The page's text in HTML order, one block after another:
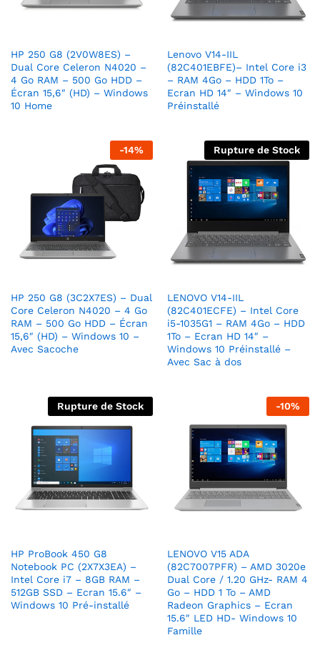
HP 250 G8 (2V0W8ES) –
Dual Core Celeron N4020 –
4 Go RAM – 500 Go HDD –
Écran 15,6″ (HD) – Windows
10 Home
Lenovo V14-IIL
(82C401EBFE)– Intel Core i3
– RAM 4Go – HDD 1To –
Ecran HD 14″ – Windows 10
Préinstallé
-14%
HP 250 G8 (3C2X7ES) – Dual
Core Celeron N4020 – 4 Go
RAM – 500 Go HDD – Écran
15,6″ (HD) – Windows 10 –
Avec Sacoche
Rupture de Stock
LENOVO V14-IIL
(82C401ECFE) – Intel Core
i5-1035G1 – RAM 4Go – HDD
1To – Ecran HD 14″ –
Windows 10 Préinstallé –
Avec Sac à dos
Rupture de Stock
HP ProBook 450 G8
Notebook PC (2X7X3EA) –
Intel Core i7 – 8GB RAM –
512GB SSD – Ecran 15.6″ –
Windows 10 Pré-installé
-10%
LENOVO V15 ADA
(82C7007PFR) – AMD 3020e
Dual Core / 1.20 GHz- RAM 4
Go – HDD 1 To – AMD
Radeon Graphics – Ecran
15.6″ LED HD- Windows 10
Famille